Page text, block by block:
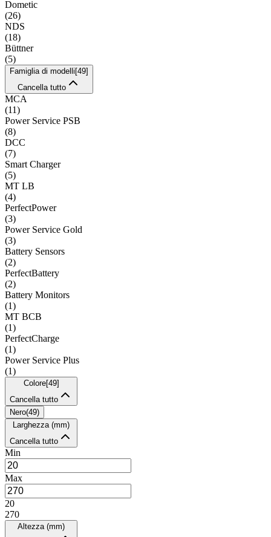
Dometic
(26)
NDS
(18)
Büttner
(5)
Famiglia di modelli [49]
Cancella tutto
MCA
(11)
Power Service PSB
(8)
DCC
(7)
Smart Charger
(5)
MT LB
(4)
PerfectPower
(3)
Power Service Gold
(3)
Battery Sensors
(2)
PerfectBattery
(2)
Battery Monitors
(1)
MT BCB
(1)
PerfectCharge
(1)
Power Service Plus
(1)
Colore[49]
Cancella tutto
Nero(49)
Larghezza (mm)
Cancella tutto
Min
Max
20
270
Altezza (mm)